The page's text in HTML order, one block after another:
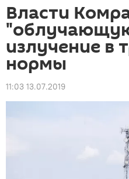
Власти
излучение в
нормы
11:03 13.07.2019